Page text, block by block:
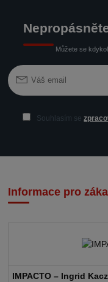
Můžete se
Souhlasím se
Informace pro
IMPACTO – Ingrid